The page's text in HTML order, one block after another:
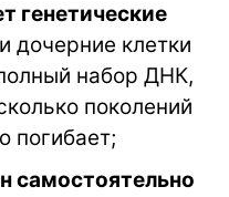
генетические
дочерние клетки
набор ДНК,
поколений
погибает;
самостоятельно